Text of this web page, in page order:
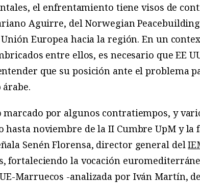
el enfrentamiento tiene visos de
Aguirre, del Norwegian
Europea hacia la región. En un
entre ellos, es necesario que EE
que su posición ante el problema
marcado por algunos contratiempos, y
noviembre de la II Cumbre UpM y la
Senén Florensa, director general del
fortaleciendo la vocación
Marruecos -analizada por Iván Martín,